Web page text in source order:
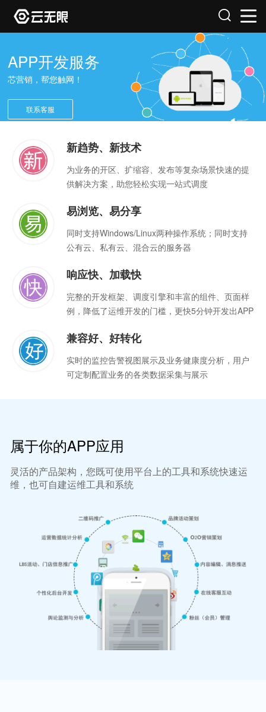
APP开发服务
芯营销，帮您触网！
联系客服
新趋势、新技术
为业务的开区、扩缩容、发布等复杂场景快速的提
供解决方案，助您轻松实现一站式调度
易浏览、易分享
同时支持Windows/Linux两种操作系统；同时支持
公有云、私有云、混合云的服务器
响应快、加载快
完整的开发框架、调度引擎和丰富的组件、页面样
例，降低了运维开发的门槛，更快5分钟开发出APP
兼容好、好转化
实时的监控告警视图展示及业务健康度分析，用户
可定制配置业务的各类数据采集与展示
属于你的APP应用
灵活的产品架构，您既可使用平台上的工具和系统快速运
维，也可自建运维工具和系统